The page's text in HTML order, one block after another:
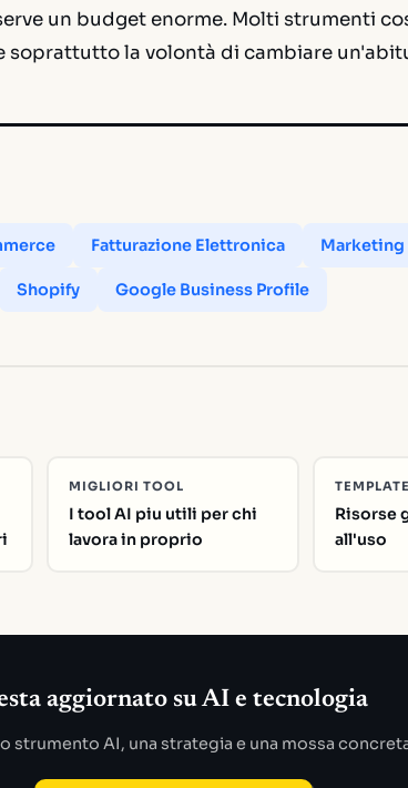
un budget enorme. Molti strumenti
soprattutto la volontà di cambiare
Fatturazione Elettronica
Shopify Google Business Profile
MIGLIORI TOOL
I tool AI piu utili per chi
lavora in proprio
TEMPLATE
Risorse
all'uso
aggiornato su AI e tecnologia
strumento AI, una strategia e una mossa